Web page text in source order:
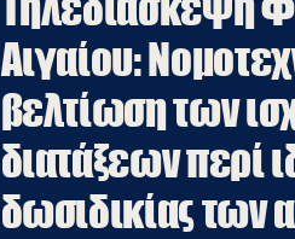
Αιγαίου:
βελτίωση των
διατάξεων περί
δωσιδικίας των